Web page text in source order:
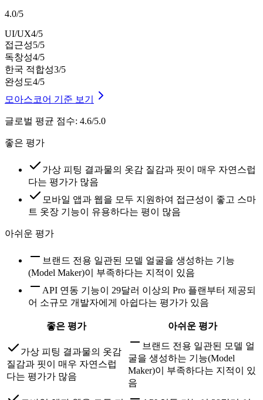
4.0/5
UI/UX4/5
접근성5/5
독창성4/5
한국 적합성3/5
완성도4/5
모아스코어 기준 보기
글로벌 평균 점수: 4.6/5.0
좋은 평가
가상 피팅 결과물의 옷감 질감과 핏이 매우 자연스럽
다는 평가가 많음
모바일 앱과 웹을 모두 지원하여 접근성이 좋고 스마
트 옷장 기능이 유용하다는 평이 많음
아쉬운 평가
브랜드 전용 일관된 모델 얼굴을 생성하는 기능
(Model Maker)이 부족하다는 지적이 있음
API 연동 기능이 29달러 이상의 Pro 플랜부터 제공되
어 소규모 개발자에게 아쉽다는 평가가 있음
좋은 평가 아쉬운 평가
가상 피팅 결과물의 옷감
질감과 핏이 매우 자연스럽
다는 평가가 많음
브랜드 전용 일관된 모델 얼
굴을 생성하는 기능(Model
Maker)이 부족하다는 지적이 있
음